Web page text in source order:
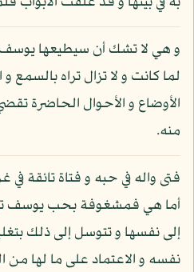
و هي لا تشك أن سيطيعها يوسف
لما كانت و لا تزال تراه بالسمع
الأوضاع و الأحوال الحاضرة
منه.
فتى واله في حبه و فتاة تائقة في
أما هي فمشغوفة بحب يوسف
إلى نفسها و تتوسل إلى ذلك
نفسه و الاعتماد على ما لها